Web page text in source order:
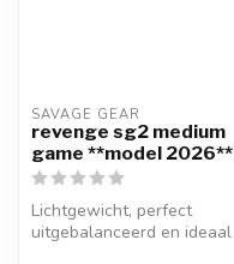
SAVAGE GEAR
revenge sg2 medium
game **model 2026**
Lichtgewicht, perfect
uitgebalanceerd en ideaal